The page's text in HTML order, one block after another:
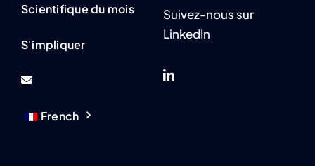
Scientifique du mois
S'impliquer
French
Suivez-nous sur
LinkedIn